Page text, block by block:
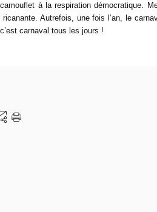
à la respiration démocratique.
Autrefois, une fois l’an, le
carnaval tous les jours !